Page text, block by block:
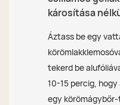
károsítása
Áztass be egy
tekerd be
10-15 percig,
egy